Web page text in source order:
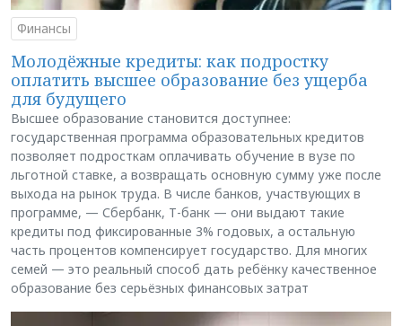
Финансы
Молодёжные кредиты: как подростку
оплатить высшее образование без ущерба
для будущего
Высшее образование становится доступнее:
государственная программа образовательных кредитов
позволяет подросткам оплачивать обучение в вузе по
льготной ставке, а возвращать основную сумму уже после
выхода на рынок труда. В числе банков, участвующих в
программе, — Сбербанк, Т-банк — они выдают такие
кредиты под фиксированные 3% годовых, а остальную
часть процентов компенсирует государство. Для многих
семей — это реальный способ дать ребёнку качественное
образование без серьёзных финансовых затрат